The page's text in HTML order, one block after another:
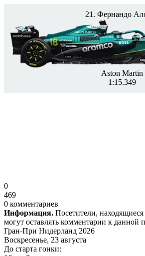
21. Фернандо
Aston Martin
1:15.349
0
469
0 комментариев
Информация. Посетители,
могут оставлять комментарии к данной
Гран-При Нидерланд 2026
Воскресенье, 23 августа
До старта гонки: